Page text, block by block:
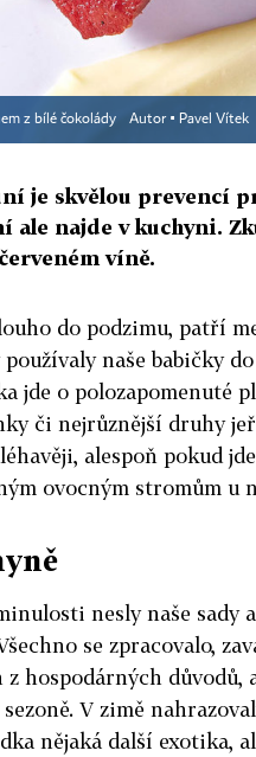
z bílé čokolády Autor ▪ Pavel Vítek
je skvělou prevencí
ale najde v kuchyni.
víně.
do podzimu, patří
naše babičky
jde o polozapomenuté
či nejrůznější druhy
alespoň pokud
ovocným stromům u
nesly naše sady
se zpracovalo,
hospodárných důvodů,
V zimě
nějaká další exotika,